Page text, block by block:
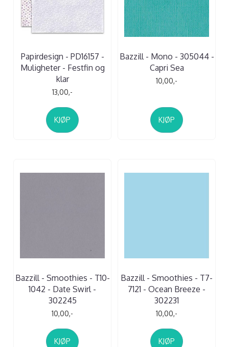
Papirdesign - PD16157 -
Muligheter - Festfin og
klar
13,00,-
KJØP
Bazzill - Mono - 305044 -
Capri Sea
10,00,-
KJØP
Bazzill - Smoothies - T10-
1042 - Date Swirl -
302245
10,00,-
KJØP
Bazzill - Smoothies - T7-
7121 - Ocean Breeze -
302231
10,00,-
KJØP